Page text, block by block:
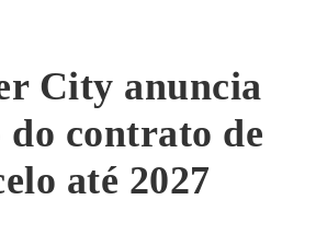
City anuncia
do contrato de
até 2027